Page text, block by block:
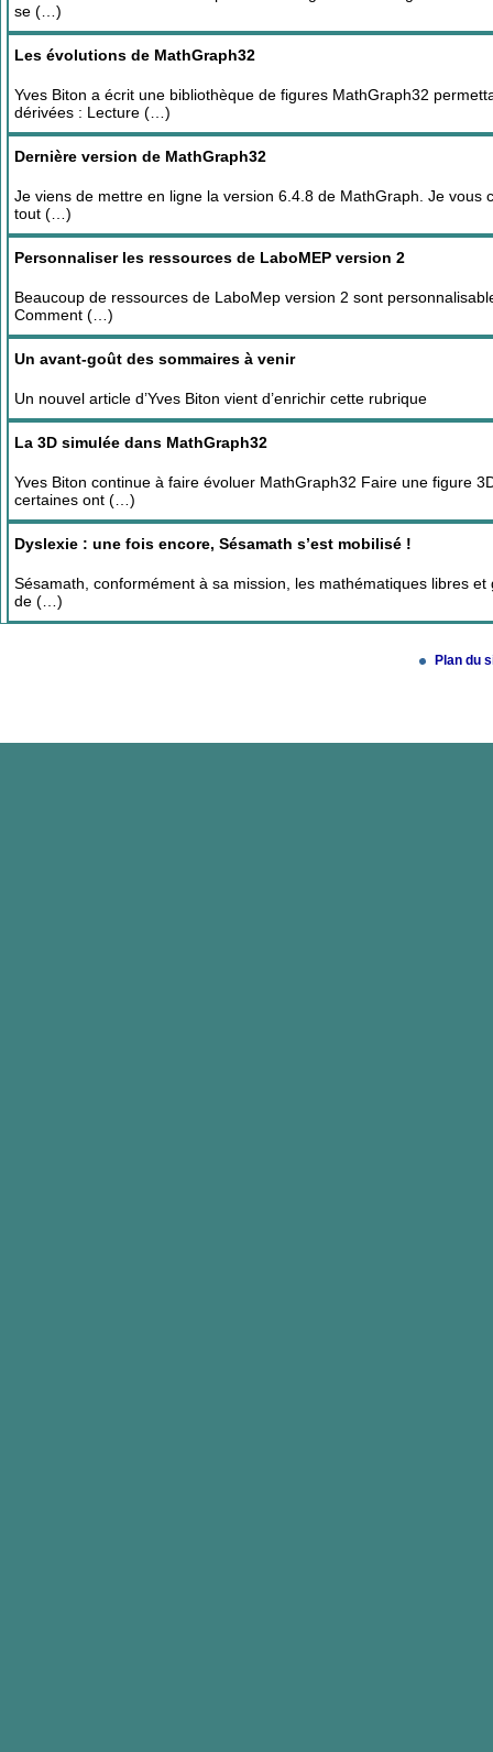
se (…)
Les évolutions de MathGraph32
Yves Biton a écrit une bibliothèque de figures MathGraph32
dérivées : Lecture (…)
Dernière version de MathGraph32
Je viens de mettre en ligne la version 6.4.8 de MathGraph. Je
tout (…)
Personnaliser les ressources de LaboMEP version 2
Beaucoup de ressources de LaboMep version 2 sont
Comment (…)
Un avant-goût des sommaires à venir
Un nouvel article d’Yves Biton vient d’enrichir cette rubrique
La 3D simulée dans MathGraph32
Yves Biton continue à faire évoluer MathGraph32 Faire une figure
certaines ont (…)
Dyslexie : une fois encore, Sésamath s’est mobilisé !
Sésamath, conformément à sa mission, les mathématiques libres
de (…)
Plan du